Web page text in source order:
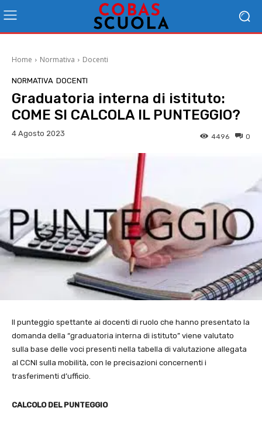
Home Normativa Docenti
NORMATIVA DOCENTI
Graduatoria interna di istituto:
COME SI CALCOLA IL PUNTEGGIO?
4 Agosto 2023 0
4496
Il punteggio spettante ai docenti di ruolo che hanno presentato la
domanda della “graduatoria interna di istituto” viene valutato
sulla base delle voci presenti nella tabella di valutazione allegata
al CCNI sulla mobilità, con le precisazioni concernenti i
trasferimenti d’ufficio.
CALCOLO DEL PUNTEGGIO